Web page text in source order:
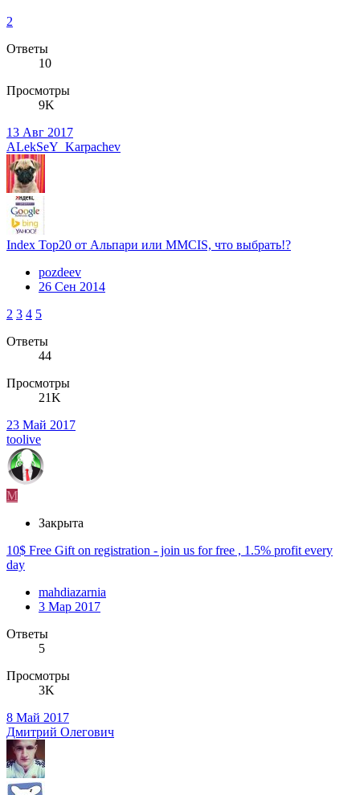
2
Ответы
10
Просмотры
9K
13 Авг 2017
ALekSeY_Karpachev
Index Top20 от Альпари или MMCIS, что выбрать!?
pozdeev
26 Сен 2014
2 3 4 5
Ответы
44
Просмотры
21K
23 Май 2017
toolive
M
Закрыта
10$ Free Gift on registration - join us for free , 1.5% profit every
day
mahdiazarnia
3 Мар 2017
Ответы
5
Просмотры
3K
8 Май 2017
Дмитрий Олегович